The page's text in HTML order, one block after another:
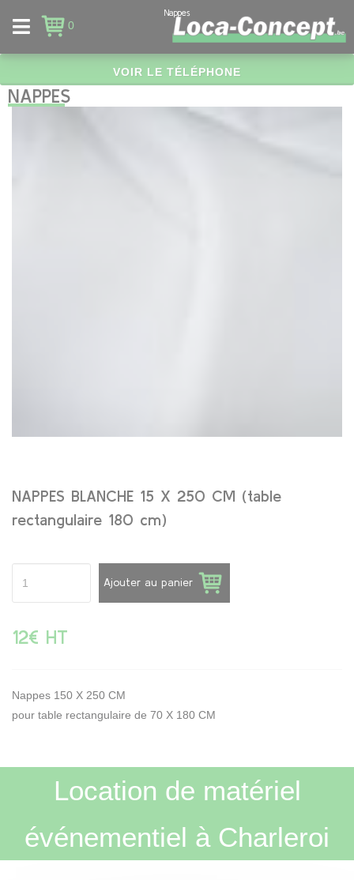
0
Nappes
VOIR LE TÉLÉPHONE
NAPPES
NAPPES BLANCHE 15 X 250 CM (table
rectangulaire 180 cm)
Ajouter au panier
12€ HT
Nappes 150 X 250 CM
pour table rectangulaire de 70 X 180 CM
Location de matériel
événementiel à Charleroi